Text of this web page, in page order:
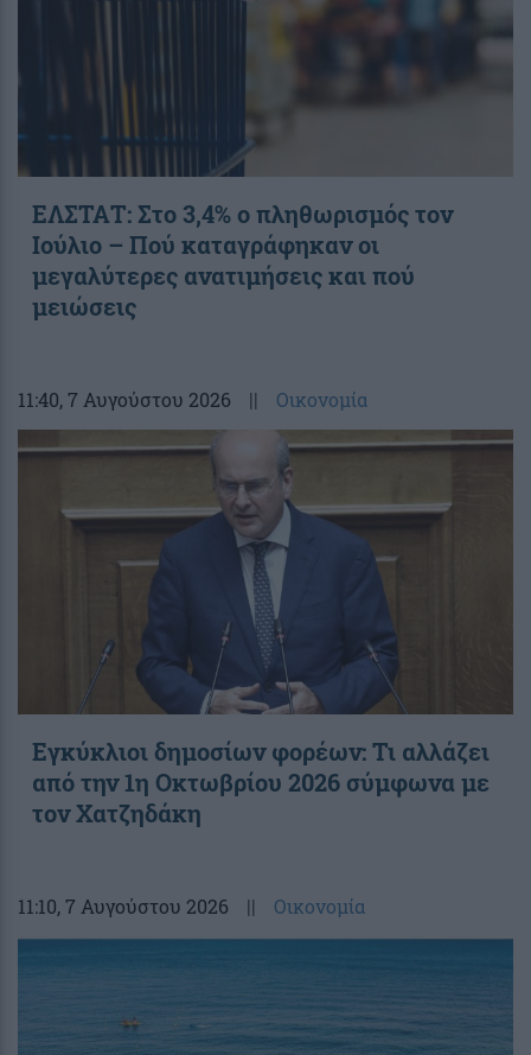
ΕΛΣΤΑΤ: Στο 3,4% ο πληθωρισμός τον
Ιούλιο – Πού καταγράφηκαν οι
μεγαλύτερες ανατιμήσεις και πού
μειώσεις
11:40, 7 Αυγούστου 2026 || Οικονομία
Εγκύκλιοι δημοσίων φορέων: Τι αλλάζει
από την 1η Οκτωβρίου 2026 σύμφωνα με
τον Χατζηδάκη
11:10, 7 Αυγούστου 2026 || Οικονομία